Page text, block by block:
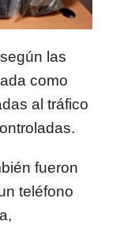
las
como
al tráfico
fueron
teléfono